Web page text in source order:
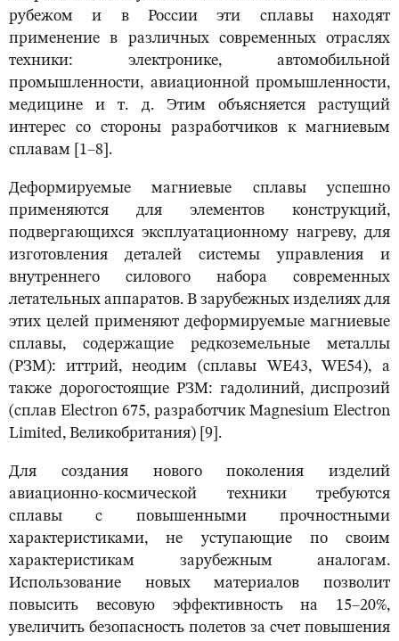
рубежом и в России эти сплавы находят
применение в различных современных отраслях
техники: электронике, автомобильной
промышленности, авиационной промышленности,
медицине и т. д. Этим объясняется растущий
интерес со стороны разработчиков к магниевым
сплавам [1–8].
Деформируемые магниевые сплавы успешно
применяются для элементов конструкций,
подвергающихся эксплуатационному нагреву, для
изготовления деталей системы управления и
внутреннего силового набора современных
летательных аппаратов. В зарубежных изделиях для
этих целей применяют деформируемые магниевые
сплавы, содержащие редкоземельные металлы
(РЗМ): иттрий, неодим (сплавы WE43, WE54), а
также дорогостоящие РЗМ: гадолиний, диспрозий
(сплав Electron 675, разработчик Magnesium Electron
Limited, Великобритания) [9].
Для создания нового поколения изделий
авиационно-космической техники требуются
сплавы с повышенными прочностными
характеристиками, не уступающие по своим
характеристикам зарубежным аналогам.
Использование новых материалов позволит
повысить весовую эффективность на 15–20%,
увеличить безопасность полетов за счет повышения